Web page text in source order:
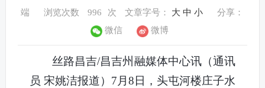
端
浏览次数 996 次 文章字号： 大 中 小
分享：
微信
微博
丝路昌吉/昌吉州融媒体中心讯（通讯
员 宋姚洁报道） 7月8日，头屯河楼庄子水